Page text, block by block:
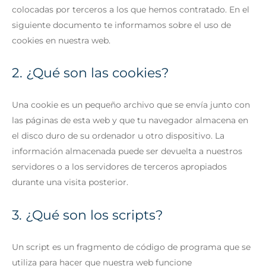
colocadas por terceros a los que hemos contratado. En el
siguiente documento te informamos sobre el uso de
cookies en nuestra web.
2. ¿Qué son las cookies?
Una cookie es un pequeño archivo que se envía junto con
las páginas de esta web y que tu navegador almacena en
el disco duro de su ordenador u otro dispositivo. La
información almacenada puede ser devuelta a nuestros
servidores o a los servidores de terceros apropiados
durante una visita posterior.
3. ¿Qué son los scripts?
Un script es un fragmento de código de programa que se
utiliza para hacer que nuestra web funcione